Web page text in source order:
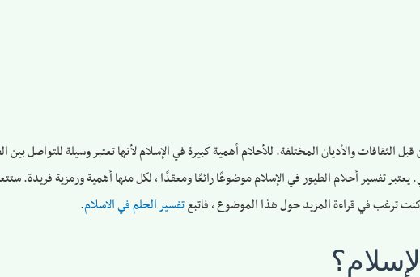
الثقافات والأديان المختلفة. للأحلام أهمية كبيرة في الإسلام لأنها تعتبر وسيلة للتواصل بين
يعتبر تفسير أحلام الطيور في الإسلام موضوعًا رائعًا ومعقدًا ، لكل منها أهمية ورمزية فريدة.
كنت ترغب في قراءة المزيد حول هذا الموضوع ، فاتبعتفسير الحلم في الاسلام.